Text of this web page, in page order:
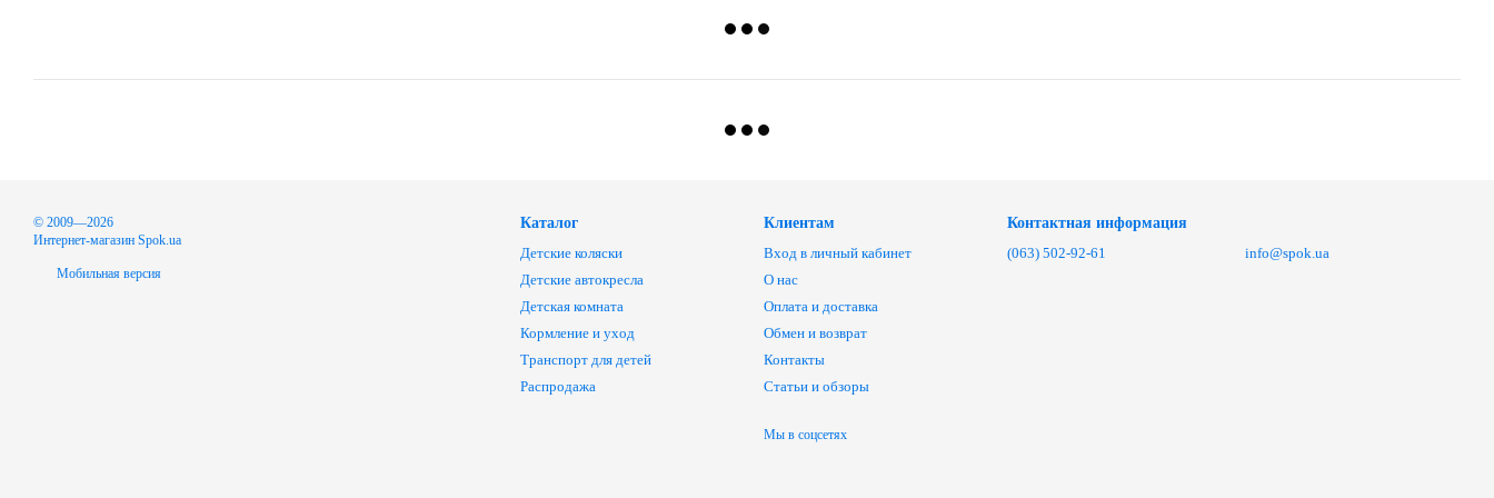
© 2009—2026
Интернет-магазин Spok.ua
Мобильная версия
Каталог
Детские коляски
Детские автокресла
Детская комната
Кормление и уход
Транспорт для детей
Распродажа
Клиентам
Вход в личный кабинет
О нас
Оплата и доставка
Обмен и возврат
Контакты
Статьи и обзоры
Мы в соцсетях
Контактная информация
(063) 502-92-61
info@spok.ua